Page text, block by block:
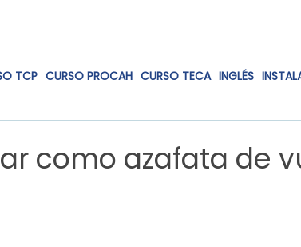
TCP CURSO PROCAH CURSO TECA INGLÉS
como azafata de